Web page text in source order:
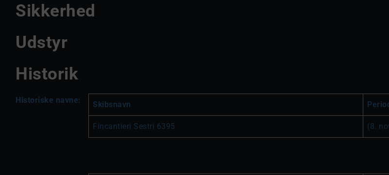
Sikkerhed
Udstyr
Historik
Historiske navne: Skibsnavn
Fincantieri Sestri 6395 (8.